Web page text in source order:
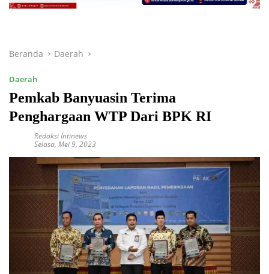
Beranda Daerah
Daerah
Pemkab Banyuasin Terima
Penghargaan WTP Dari BPK RI
Redaksi Intinews
Selasa, Mei 9, 2023